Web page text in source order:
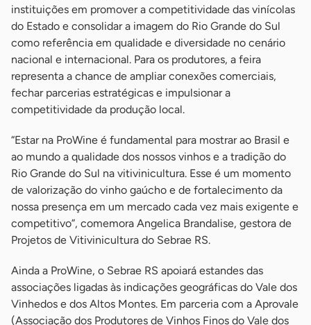
instituições em promover a competitividade das vinícolas
do Estado e consolidar a imagem do Rio Grande do Sul
como referência em qualidade e diversidade no cenário
nacional e internacional. Para os produtores, a feira
representa a chance de ampliar conexões comerciais,
fechar parcerias estratégicas e impulsionar a
competitividade da produção local.
“Estar na ProWine é fundamental para mostrar ao Brasil e
ao mundo a qualidade dos nossos vinhos e a tradição do
Rio Grande do Sul na vitivinicultura. Esse é um momento
de valorização do vinho gaúcho e de fortalecimento da
nossa presença em um mercado cada vez mais exigente e
competitivo”, comemora Angelica Brandalise, gestora de
Projetos de Vitivinicultura do Sebrae RS.
Ainda a ProWine, o Sebrae RS apoiará estandes das
associações ligadas às indicações geográficas do Vale dos
Vinhedos e dos Altos Montes. Em parceria com a Aprovale
(Associação dos Produtores de Vinhos Finos do Vale dos